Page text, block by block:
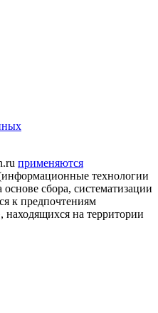
применяются
технологии
сбора, систематизации
к предпочтениям
находящихся на территории